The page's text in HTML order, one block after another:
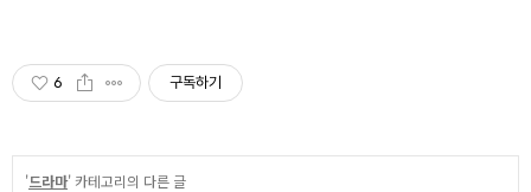
6 구독하기
'드라마' 카테고리의 다른 글